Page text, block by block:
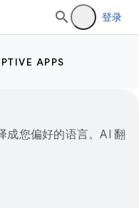
登录
APPS
成您偏好的语言。AI 翻